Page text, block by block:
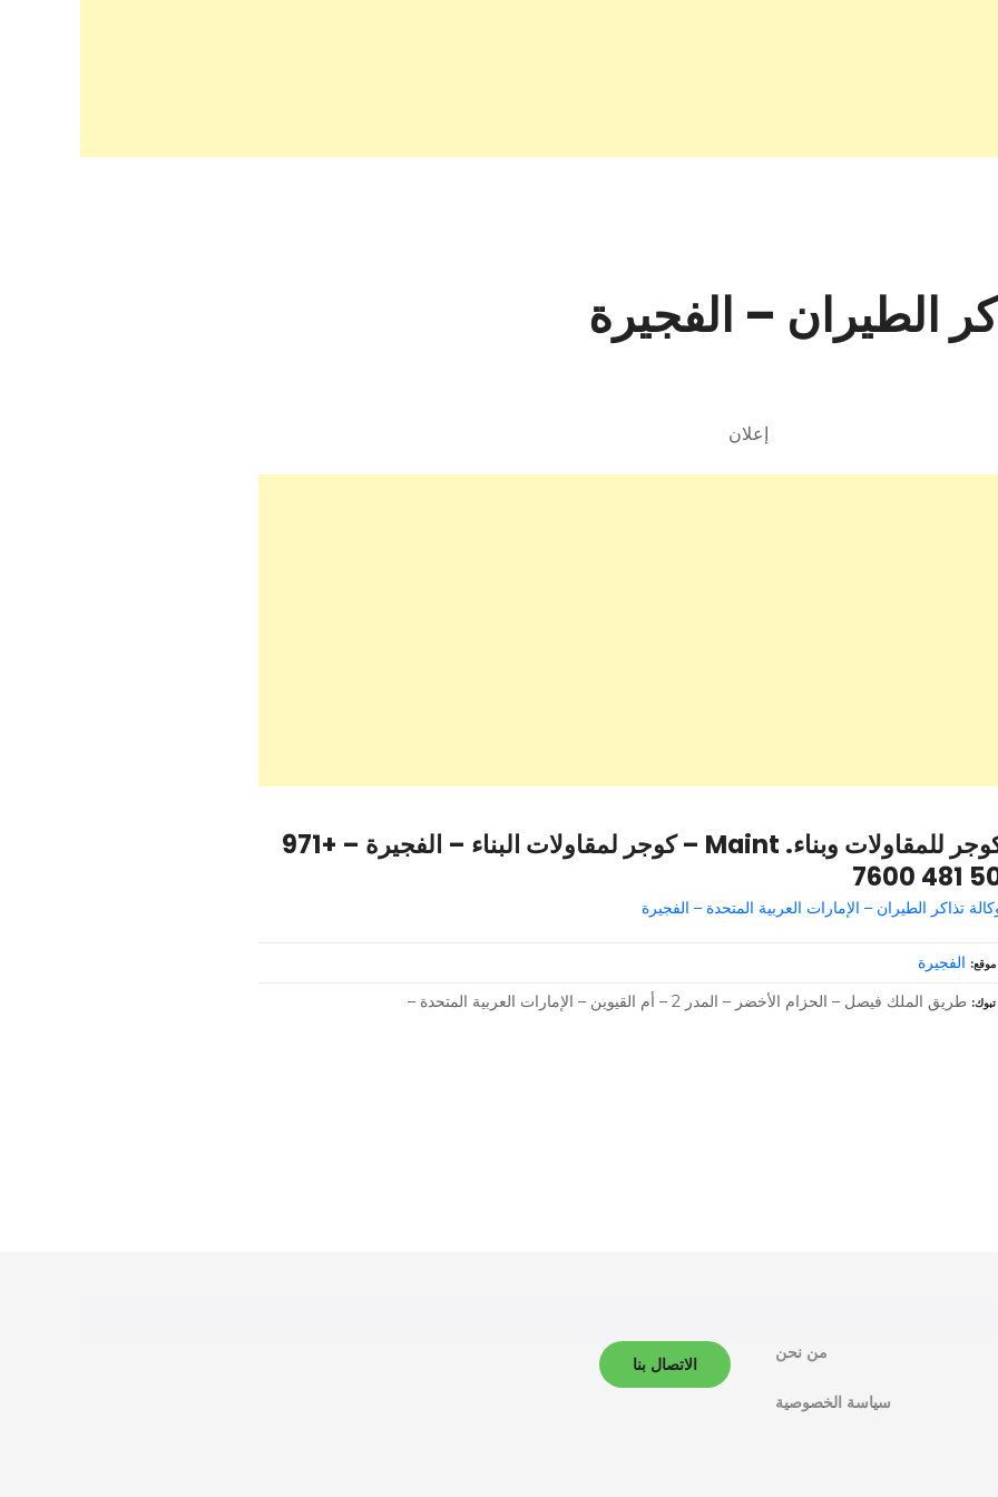
الطيران – الفجيرة
إعلان
كوجر للمقاولات وبناء. Maint – كوجر لمقاولات البناء – الفجيرة – +971
50 481
تذاكر الطيران – الإمارات العربية المتحدة – الفجيرة
موقع الفجيرة
تبوك طريق الملك فيصل – الحزام الأخضر – المدر 2 – أم القيوين – الإمارات العربية المتحدة –
من نحن
سياسة الخصوصية
الاتصال بنا